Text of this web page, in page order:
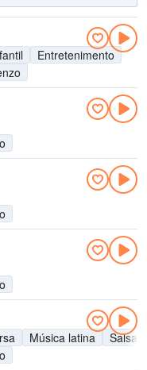
Entretenimento
Música latina
Salsa